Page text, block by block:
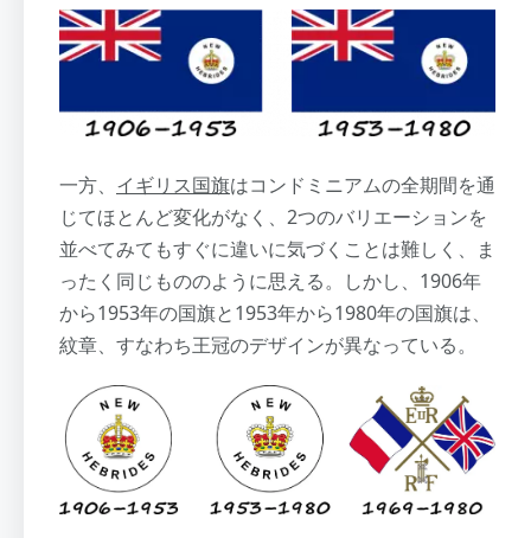
一方、 イギリス国旗はコンドミニアムの全期間を通
じてほとんど変化がなく、2つのバリエーションを
並べてみてもすぐに違いに気づくことは難しく、ま
ったく同じもののように思える。しかし、1906年
から1953年の国旗と1953年から1980年の国旗は、
紋章、すなわち王冠のデザインが異なっている。